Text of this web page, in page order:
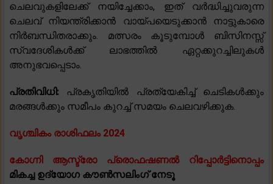
ചെലവുകളിലേക്ക് നയിച്ചേക്കാം, ഇത് വർദ്ധിച്ചുവരുന്ന
ചെലവ് നിയന്ത്രിക്കാൻ വായ്പയെടുക്കാൻ നാട്ടുകാരെ
നിർബന്ധിതരാക്കും. മത്സരം കൂടുമ്പോൾ ബിസിനസ്സ്
സ്വദേശികൾക്ക് ലാഭത്തിൽ ഏറ്റക്കുറച്ചിലുകൾ
അനുഭവപ്പെടാം.
പ്രതിവിധി: പ്രകൃതിയിൽ പ്രത്യേകിച്ച് ചെടികൾക്കും
മരങ്ങൾക്കും സമീപം കുറച്ച് സമയം ചെലവഴിക്കുക.
വൃശ്ചികം രാശിഫലം 2024
കോഗ്നി ആസ്ട്രോ പ്രൊഫഷണൽ റിപ്പോർട്ടിനൊപ്പം
മികച്ച ഉദ്യോഗ കൗൺസലിംഗ് നേടൂ